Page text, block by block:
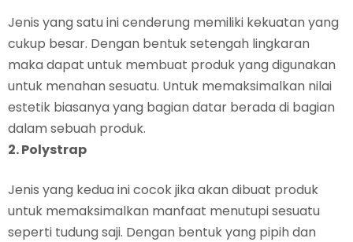
Jenis yang satu ini cenderung memiliki kekuatan yang
cukup besar. Dengan bentuk setengah lingkaran
maka dapat untuk membuat produk yang digunakan
untuk menahan sesuatu. Untuk memaksimalkan nilai
estetik biasanya yang bagian datar berada di bagian
dalam sebuah produk.
2. Polystrap
Jenis yang kedua ini cocok jika akan dibuat produk
untuk memaksimalkan manfaat menutupi sesuatu
seperti tudung saji. Dengan bentuk yang pipih dan